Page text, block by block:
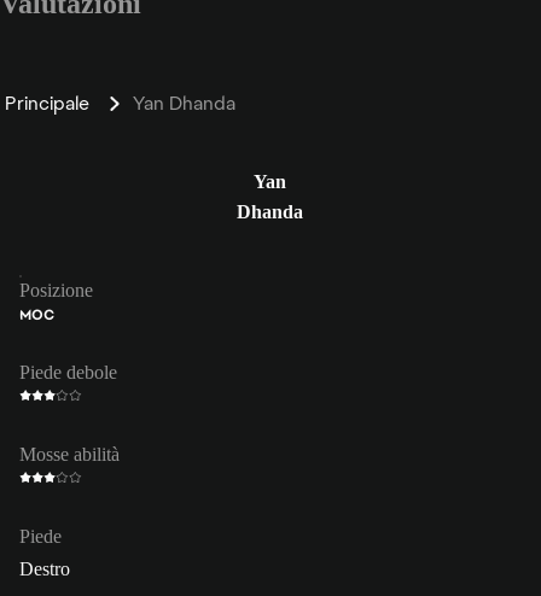
Principale Yan Dhanda
Yan
Dhanda
Posizione
MOC
Piede debole
Mosse abilità
Piede
Destro